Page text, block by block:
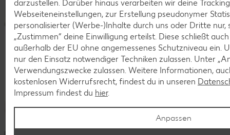
darzustellen. Darüber hinaus verarbeiten wir deine
Webseiteneinstellungen, zur Erstellung pseudonymer
personalisierter (Werbe-)Inhalte durch uns oder Dritte nur,
„Zustimmen“ deine Einwilligung erteilst. Diese schließt
außerhalb der EU ohne angemessenes Schutzniveau ein.
nur den Einsatz notwendiger Techniken zulassen. Unter
Verwendungszwecke zulassen. Weitere Informationen,
kostenlosen Widerrufsrecht, findest du in unseren
Impressum findest du hier.
Anpassen